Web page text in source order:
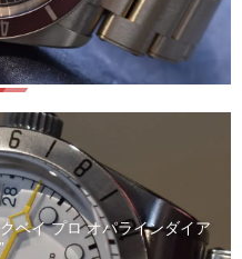
ベイ プロ オパラインダイア